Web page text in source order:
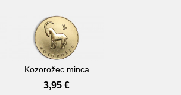
Kozorožec minca
Cena
3,95 €